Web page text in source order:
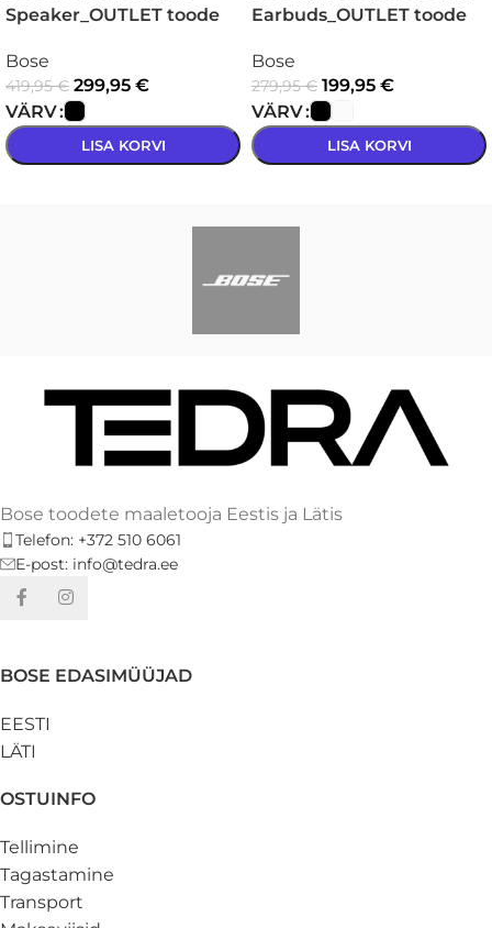
Speaker_OUTLET toode
Bose
419,95€ 299,95 €
VÄRV
LISA KORVI
Earbuds_OUTLET toode
Bose
279,95€ 199,95 €
VÄRV
LISA KORVI
Bose toodete maaletooja Eestis ja Lätis
Telefon: +372 510 6061
E-post: info@tedra.ee
BOSE EDASIMÜÜJAD
EESTI
LÄTI
OSTUINFO
Tellimine
Tagastamine
Transport